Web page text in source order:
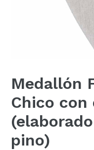
Medallón
Chico
pino)